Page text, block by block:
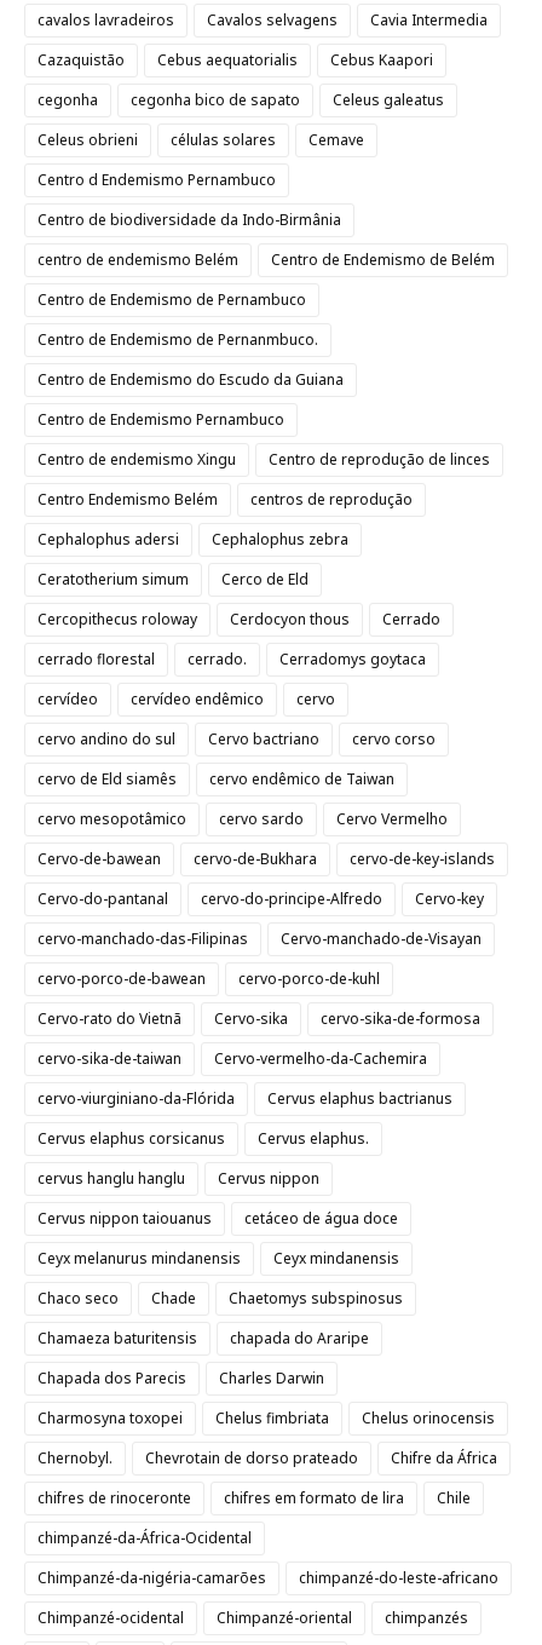
cavalos lavradeiros Cavalos selvagens
Cavia Intermedia
Cazaquistão
Cebus aequatorialis
Cebus Kaapori
cegonha
cegonha bico de sapato
Celeus galeatus
Celeus obrieni
células solares
Cemave
Centro d Endemismo Pernambuco
Centro de biodiversidade da Indo-Birmânia
centro de endemismo Belém
Centro de Endemismo de Belém
Centro de Endemismo de Pernambuco
Centro de Endemismo de Pernanmbuco.
Centro de Endemismo do Escudo da Guiana
Centro de Endemismo Pernambuco
Centro de endemismo Xingu
Centro de reprodução de linces
Centro Endemismo Belém
centros de reprodução
Cephalophus adersi
Cephalophus zebra
Ceratotherium simum
Cerco de Eld
Cercopithecus roloway
Cerdocyon thous
Cerrado
cerrado florestal
cerrado.
Cerradomys goytaca
cervídeo
cervídeo endêmico
cervo
cervo andino do sul
Cervo bactriano
cervo corso
cervo de Eld siamês
cervo endêmico de Taiwan
cervo mesopotâmico
cervo sardo
Cervo Vermelho
Cervo-de-bawean
cervo-de-Bukhara
cervo-de-key-islands
Cervo-do-pantanal
cervo-do-principe-Alfredo
Cervo-key
cervo-manchado-das-Filipinas
Cervo-manchado-de-Visayan
cervo-porco-de-bawean
cervo-porco-de-kuhl
Cervo-rato do Vietnã
Cervo-sika
cervo-sika-de-formosa
cervo-sika-de-taiwan
Cervo-vermelho-da-Cachemira
cervo-viurginiano-da-Flórida
Cervus elaphus bactrianus
Cervus elaphus corsicanus
Cervus elaphus.
cervus hanglu hanglu
Cervus nippon
Cervus nippon taiouanus
cetáceo de água doce
Ceyx melanurus mindanensis
Ceyx mindanensis
Chaco seco
Chade
Chaetomys subspinosus
Chamaeza baturitensis
chapada do Araripe
Chapada dos Parecis
Charles Darwin
Charmosyna toxopei
Chelus fimbriata
Chelus orinocensis
Chernobyl.
Chevrotain de dorso prateado
Chifre da África
chifres de rinoceronte
chifres em formato de lira
Chile
chimpanzé-da-África-Ocidental
Chimpanzé-da-nigéria-camarões
chimpanzé-do-leste-africano
Chimpanzé-ocidental
Chimpanzé-oriental
chimpanzés